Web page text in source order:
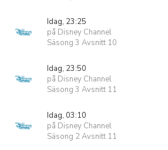
Idag, 23:25
på Disney Channel
Säsong 3 Avsnitt 10
Idag, 23:50
på Disney Channel
Säsong 3 Avsnitt 11
Idag, 03:10
på Disney Channel
Säsong 2 Avsnitt 11